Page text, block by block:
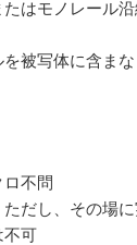
はモノレール
被写体に含ま
不問
だし、その場
不可